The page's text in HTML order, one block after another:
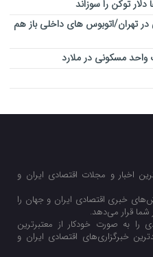
تهران/اتوبوس های داخلی باز هم
اخبار و مجلات اقتصادی ایران و
خبری اقتصادی ایران و جهان را
قرار می‌‌دهد.
را به صورت خودکار از معتبرترین
خبرگزاری‌های اقتصادی ایران و